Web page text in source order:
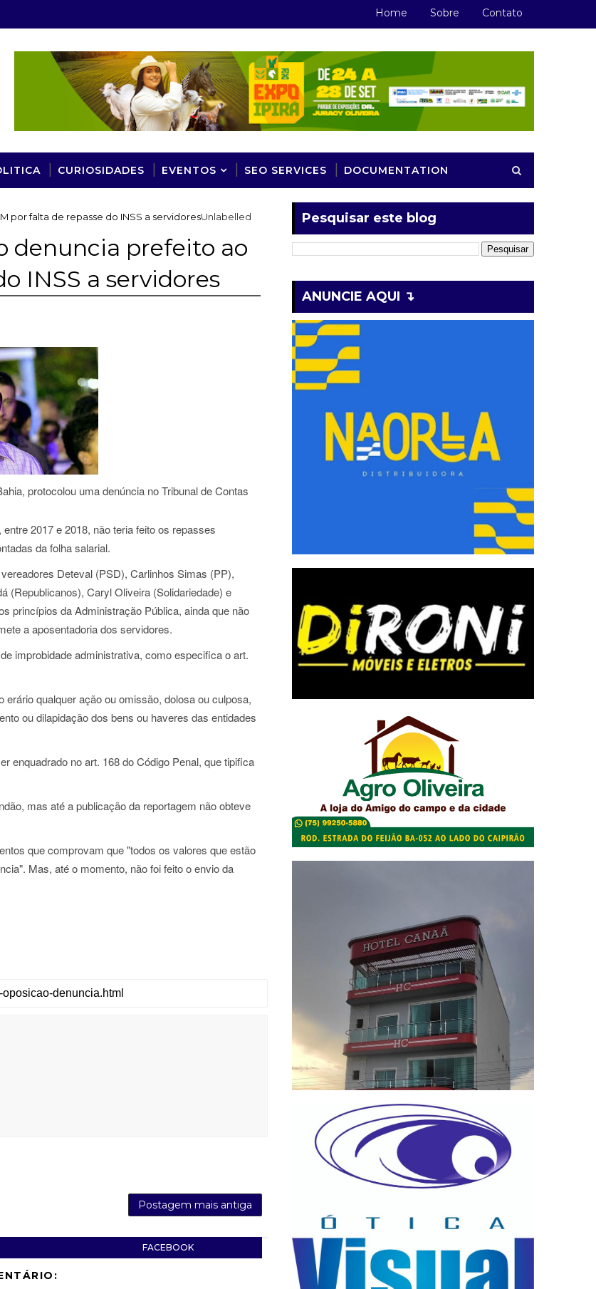
Home Sobre Contato
CURIOSIDADES EVENTOS SEO SERVICES DOCUMENTATION
Unlabelled
por falta de repasse do INSS a servidores
denuncia prefeito ao
INSS a servidores
protocolou uma denúncia no Tribunal de Contas
2017 e 2018, não teria feito os repasses
da folha salarial.
Deteval (PSD), Carlinhos Simas (PP),
(Republicanos), Caryl Oliveira (Solidariedade) e
princípios da Administração Pública, ainda que não
a aposentadoria dos servidores.
improbidade administrativa, como especifica o art.
qualquer ação ou omissão, dolosa ou culposa,
ou dilapidação dos bens ou haveres das entidades
enquadrado no art. 168 do Código Penal, que tipifica
mas até a publicação da reportagem não obteve
que comprovam que "todos os valores que estão
Mas, até o momento, não foi feito o envio da
Postagem mais antiga
FACEBOOK
Pesquisar este blog
ANUNCIE AQUI ↴